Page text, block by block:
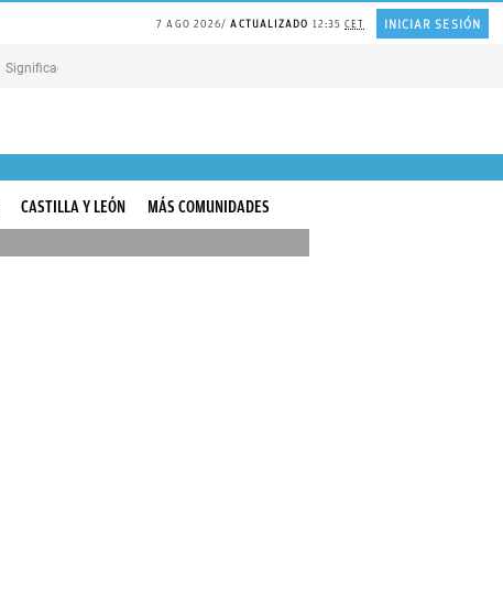
7 AGO 2026 ACTUALIZADO 12:35CET INICIAR SESIÓN
Significado proverbio CHINO
CASTILLA Y LEÓN
MÁS COMUNIDADES